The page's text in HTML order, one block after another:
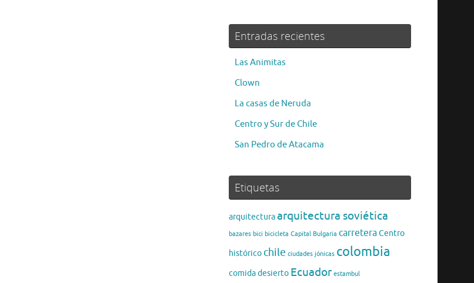
Entradas recientes
Las Animitas
Clown
La casas de Neruda
Centro y Sur de Chile
San Pedro de Atacama
Etiquetas
arquitecturaarquitectura soviética
bazares bici bicicleta Capital Bulgaria carreteraCentro
histórico chile ciudades jónicas colombia
comidadesierto Ecuador estambul